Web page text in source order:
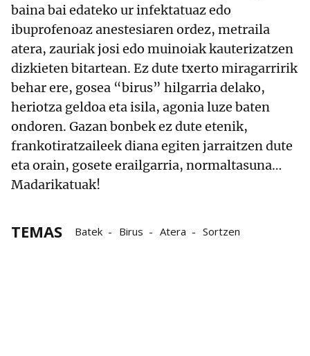
baina bai edateko ur infektatuaz edo
ibuprofenoaz anestesiaren ordez, metraila
atera, zauriak josi edo muinoiak kauterizatzen
dizkieten bitartean. Ez dute txerto miragarririk
behar ere, gosea “birus” hilgarria delako,
heriotza geldoa eta isila, agonia luze baten
ondoren. Gazan bonbek ez dute etenik,
frankotiratzaileek diana egiten jarraitzen dute
eta orain, gosete erailgarria, normaltasuna…
Madarikatuak!
TEMAS Batek Birus Atera Sortzen